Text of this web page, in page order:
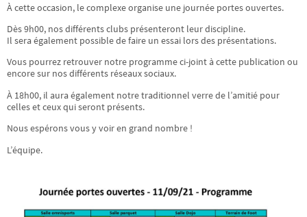
À cette occasion, le complexe organise une journée portes ouvertes.
Dès 9h00, nos différents clubs présenteront leur discipline.
Il sera également possible de faire un essai lors des présentations.
Vous pourrez retrouver notre programme ci-joint à cette publication ou
encore sur nos différents réseaux sociaux.
À 18h00, il aura également notre traditionnel verre de l’amitié pour
celles et ceux qui seront présents.
Nous espérons vous y voir en grand nombre !
L’équipe.